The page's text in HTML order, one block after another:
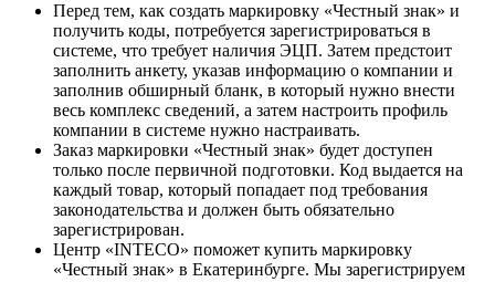
Перед тем, как создать маркировку «Честный знак» и
получить коды, потребуется зарегистрироваться в
системе, что требует наличия ЭЦП. Затем предстоит
заполнить анкету, указав информацию о компании и
заполнив обширный бланк, в который нужно внести
весь комплекс сведений, а затем настроить профиль
компании в системе нужно настраивать.
Заказ маркировки «Честный знак» будет доступен
только после первичной подготовки. Код выдается на
каждый товар, который попадает под требования
законодательства и должен быть обязательно
зарегистрирован.
Центр «INTECO» поможет купить маркировку
«Честный знак» в Екатеринбурге. Мы зарегистрируем